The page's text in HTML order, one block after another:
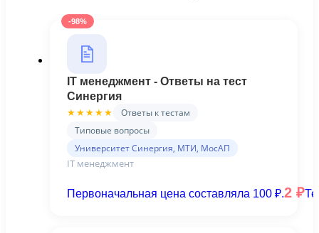
-98%
IT менеджмент - Ответы на тест
Синергия
★★★★★
Ответы к тестам
Типовые вопросы
Университет Синергия, МТИ, МосАП
IT менеджмент
Первоначальная цена составляла 100 ₽.2 ₽